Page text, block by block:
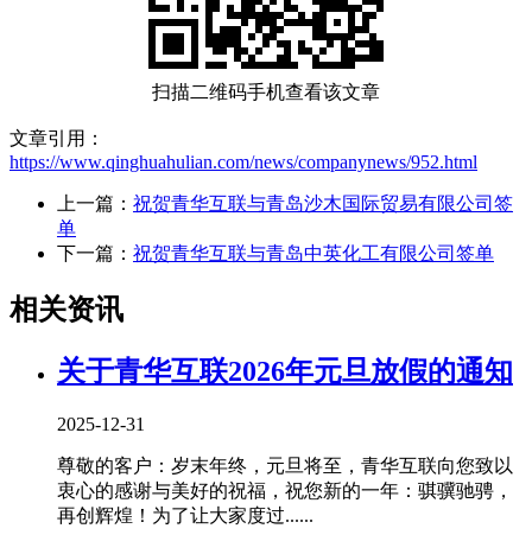
扫描二维码手机查看该文章
文章引用：
https://www.qinghuahulian.com/news/companynews/952.html
上一篇： 祝贺青华互联与青岛沙木国际贸易有限公司签
单
下一篇： 祝贺青华互联与青岛中英化工有限公司签单
相关资讯
关于青华互联2026年元旦放假的通知
2025-12-31
尊敬的客户：岁末年终，元旦将至，青华互联向您致以
衷心的感谢与美好的祝福，祝您新的一年：骐骥驰骋，
再创辉煌！为了让大家度过......